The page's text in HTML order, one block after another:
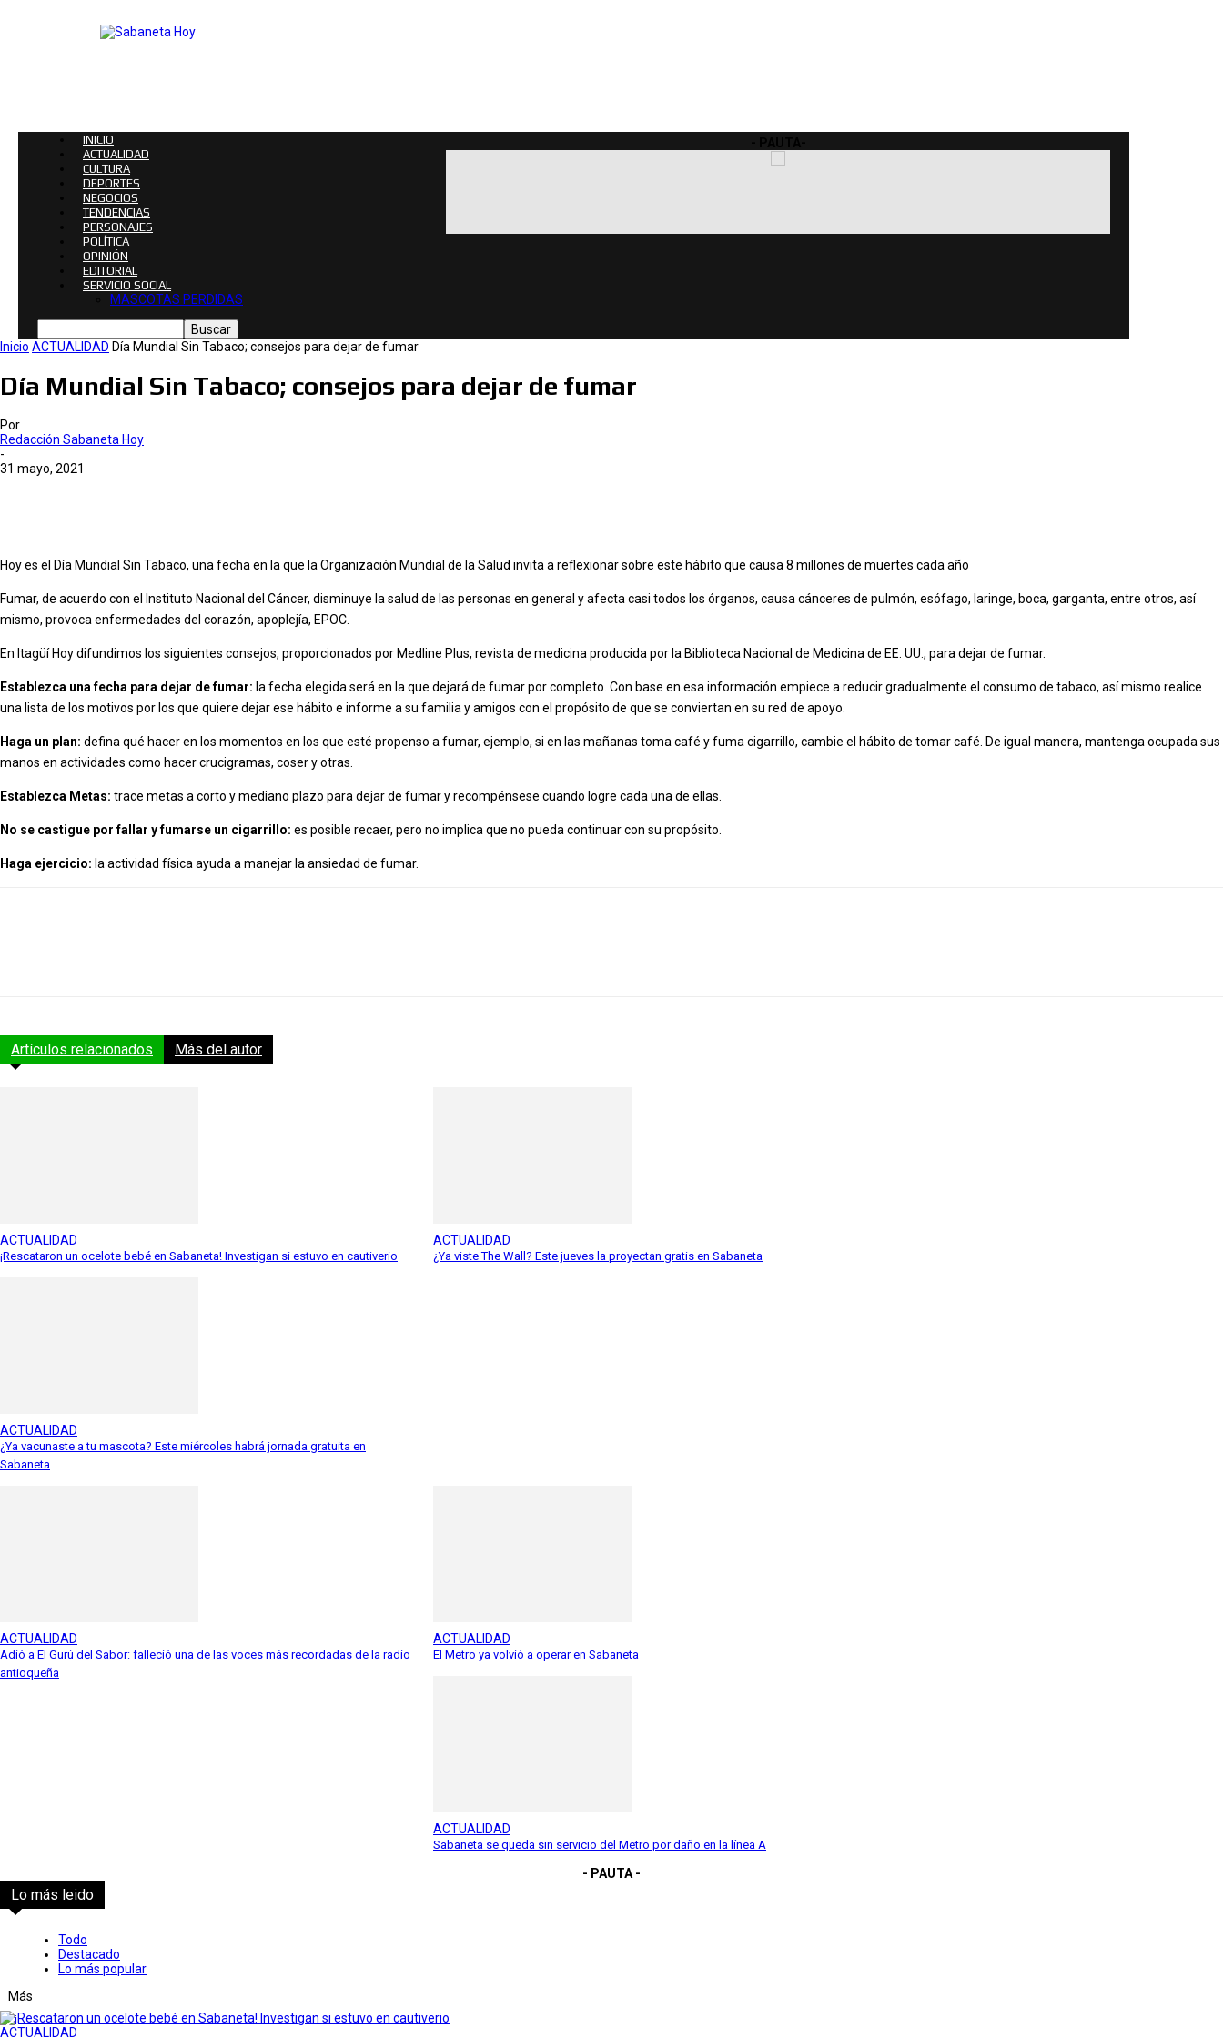
INICIO
ACTUALIDAD
CULTURA
DEPORTES
NEGOCIOS
TENDENCIAS
PERSONAJES
POLÍTICA
OPINIÓN
EDITORIAL
SERVICIO SOCIAL
MASCOTAS PERDIDAS
Inicio ACTUALIDAD Día Mundial Sin Tabaco; consejos para dejar de fumar
Día Mundial Sin Tabaco; consejos para dejar de fumar
Por
Redacción Sabaneta Hoy
-
31 mayo, 2021
Hoy es el Día Mundial Sin Tabaco, una fecha en la que la Organización Mundial de la Salud invita a reflexionar sobre este hábito que causa 8 millones de muertes cada año
Fumar, de acuerdo con el Instituto Nacional del Cáncer, disminuye la salud de las personas en general y afecta casi todos los órganos, causa cánceres de pulmón, esófago, laringe, boca, garganta, entre otros, así
mismo, provoca enfermedades del corazón, apoplejía, EPOC.
En Itagüí Hoy difundimos los siguientes consejos, proporcionados por Medline Plus, revista de medicina producida por la Biblioteca Nacional de Medicina de EE. UU., para dejar de fumar.
Establezca una fecha para dejar de fumar: la fecha elegida será en la que dejará de fumar por completo. Con base en esa información empiece a reducir gradualmente el consumo de tabaco, así mismo realice
una lista de los motivos por los que quiere dejar ese hábito e informe a su familia y amigos con el propósito de que se conviertan en su red de apoyo.
Haga un plan: defina qué hacer en los momentos en los que esté propenso a fumar, ejemplo, si en las mañanas toma café y fuma cigarrillo, cambie el hábito de tomar café. De igual manera, mantenga ocupada sus
manos en actividades como hacer crucigramas, coser y otras.
Establezca Metas: trace metas a corto y mediano plazo para dejar de fumar y recompénsese cuando logre cada una de ellas.
No se castigue por fallar y fumarse un cigarrillo: es posible recaer, pero no implica que no pueda continuar con su propósito.
Haga ejercicio: la actividad física ayuda a manejar la ansiedad de fumar.
Artículos relacionados Más del autor
ACTUALIDAD
¡Rescataron un ocelote bebé en Sabaneta! Investigan si estuvo en cautiverio
ACTUALIDAD
¿Ya viste The Wall? Este jueves la proyectan gratis en Sabaneta
ACTUALIDAD
¿Ya vacunaste a tu mascota? Este miércoles habrá jornada gratuita en
Sabaneta
ACTUALIDAD
Adió a El Gurú del Sabor: falleció una de las voces más recordadas de la radio
antioqueña
ACTUALIDAD
El Metro ya volvió a operar en Sabaneta
ACTUALIDAD
Sabaneta se queda sin servicio del Metro por daño en la línea A
- PAUTA -
Lo más leido
Todo
Destacado
Lo más popular
Más
ACTUALIDAD